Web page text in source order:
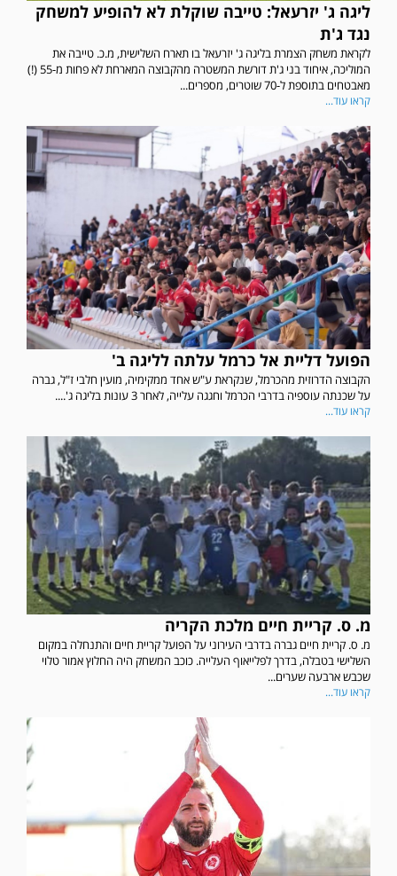
ליגה ג' יזרעאל: טייבה שוקלת לא להופיע למשחק
נגד ג'ת
לקראת משחק הצמרת בליגה ג' יזרעאל בו תארח השלישית, מ.כ. טייבה את
המוליכה, איחוד בני ג'ת דורשת המשטרה מהקבוצה המארחת לא פחות מ-55 (!)
מאבטחים בתוספת ל-70 שוטרים, מספרים...
קראו עוד...
הפועל דליית אל כרמל עלתה לליגה ב'
הקבוצה הדרוזית מהכרמל, שנקראת ע"ש אחד ממקימיה, מועין חלבי ז"ל, גברה
על שכנתה עוספיה בדרבי הכרמל וחגגה עלייה, לאחר 3 עונות בליגה ג'....
קראו עוד...
מ. ס. קריית חיים מלכת הקריה
מ. ס. קריית חיים גברה בדרבי העירוני על הפועל קריית חיים והתנחלה במקום
השלישי בטבלה, בדרך לפלייאוף העלייה. כוכב המשחק היה החלוץ אמור טלוי
שכבש ארבעה שערים...
קראו עוד...